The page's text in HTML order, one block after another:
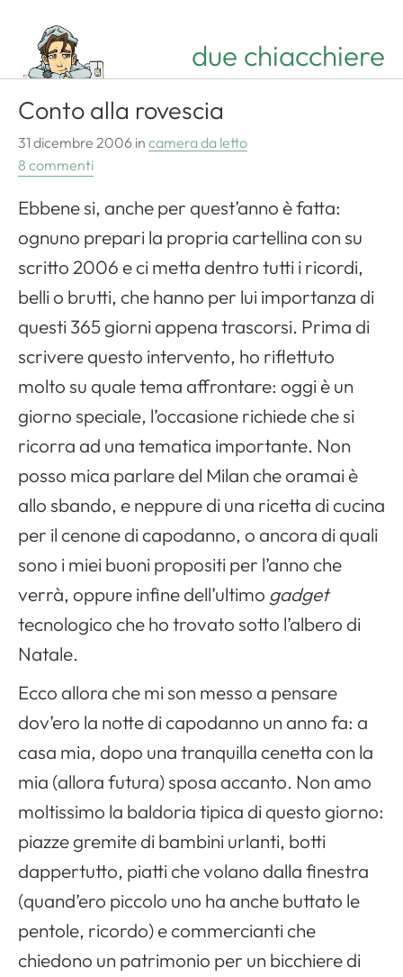
due chiacchiere
Conto alla rovescia
31 dicembre 2006 in camera da letto
8 commenti
Ebbene si, anche per quest’anno è fatta:
ognuno prepari la propria cartellina con su
scritto 2006 e ci metta dentro tutti i ricordi,
belli o brutti, che hanno per lui importanza di
questi 365 giorni appena trascorsi. Prima di
scrivere questo intervento, ho riflettuto
molto su quale tema affrontare: oggi è un
giorno speciale, l’occasione richiede che si
ricorra ad una tematica importante. Non
posso mica parlare del Milan che oramai è
allo sbando, e neppure di una ricetta di cucina
per il cenone di capodanno, o ancora di quali
sono i miei buoni propositi per l’anno che
verrà, oppure infine dell’ultimo gadget
tecnologico che ho trovato sotto l’albero di
Natale.
Ecco allora che mi son messo a pensare
dov’ero la notte di capodanno un anno fa: a
casa mia, dopo una tranquilla cenetta con la
mia (allora futura) sposa accanto. Non amo
moltissimo la baldoria tipica di questo giorno:
piazze gremite di bambini urlanti, botti
dappertutto, piatti che volano dalla finestra
(quand’ero piccolo uno ha anche buttato le
pentole, ricordo) e commercianti che
chiedono un patrimonio per un bicchiere di